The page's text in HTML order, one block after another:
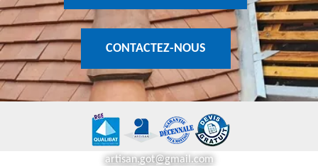
CONTACTEZ-NOUS
artisan.got@gmail.com